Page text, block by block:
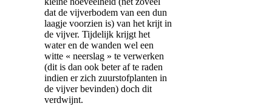
dat de vijverbodem van een dun
laagje voorzien is) van het krijt in
de vijver. Tijdelijk krijgt het
water en de wanden wel een
witte « neerslag » te verwerken
(dit is dan ook beter af te raden
indien er zich zuurstofplanten in
de vijver bevinden) doch dit
verdwijnt.